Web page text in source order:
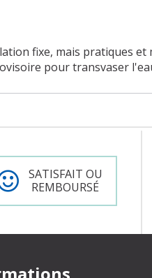
fixe, mais pratiques et
pour transvaser
SATISFAIT OU
REMBOURSÉ